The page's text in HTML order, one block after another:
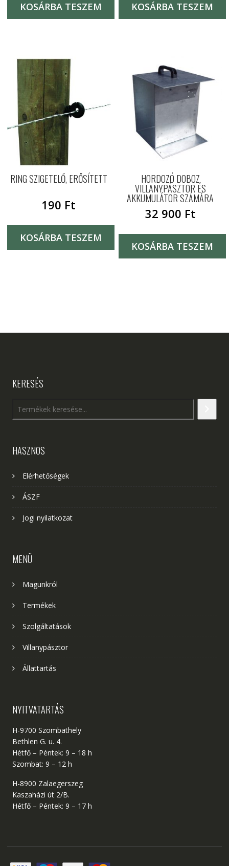
KOSÁRBA TESZEM KOSÁRBA TESZEM
RING SZIGETELŐ, ERŐSÍTETT
190 Ft
KOSÁRBA TESZEM
HORDOZÓ DOBOZ
VILLANYPÁSZTOR ÉS
AKKUMULÁTOR SZÁMÁRA
32 900 Ft
KOSÁRBA TESZEM
KERESÉS
HASZNOS
Elérhetőségek
ÁSZF
Jogi nyilatkozat
MENÜ
Magunkról
Termékek
Szolgáltatások
Villanypásztor
Állattartás
NYITVATARTÁS
H-9700 Szombathely
Bethlen G. u. 4.
Hétfő – Péntek: 9 – 18 h
Szombat: 9 – 12 h
H-8900 Zalaegerszeg
Kaszaházi út 2/B.
Hétfő – Péntek: 9 – 17 h